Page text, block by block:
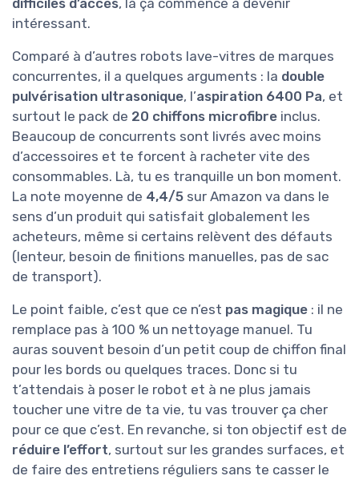
difficiles d’accès, là ça commence à devenir
intéressant.
Comparé à d’autres robots lave-vitres de marques
concurrentes, il a quelques arguments : la double
pulvérisation ultrasonique, l’aspiration 6400 Pa, et
surtout le pack de 20 chiffons microfibre inclus.
Beaucoup de concurrents sont livrés avec moins
d’accessoires et te forcent à racheter vite des
consommables. Là, tu es tranquille un bon moment.
La note moyenne de 4,4/5 sur Amazon va dans le
sens d’un produit qui satisfait globalement les
acheteurs, même si certains relèvent des défauts
(lenteur, besoin de finitions manuelles, pas de sac
de transport).
Le point faible, c’est que ce n’est pas magique : il ne
remplace pas à 100 % un nettoyage manuel. Tu
auras souvent besoin d’un petit coup de chiffon final
pour les bords ou quelques traces. Donc si tu
t’attendais à poser le robot et à ne plus jamais
toucher une vitre de ta vie, tu vas trouver ça cher
pour ce que c’est. En revanche, si ton objectif est de
réduire l’effort, surtout sur les grandes surfaces, et
de faire des entretiens réguliers sans te casser le